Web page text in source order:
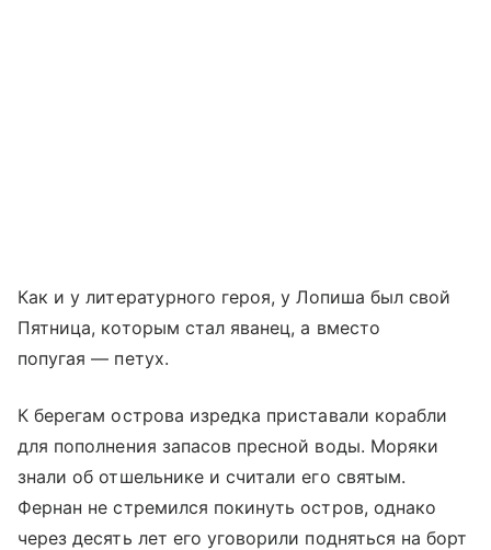
Как и у литературного героя, у Лопиша был свой
Пятница, которым стал яванец, а вместо
попугая — петух.
К берегам острова изредка приставали корабли
для пополнения запасов пресной воды. Моряки
знали об отшельнике и считали его святым.
Фернан не стремился покинуть остров, однако
через десять лет его уговорили подняться на борт